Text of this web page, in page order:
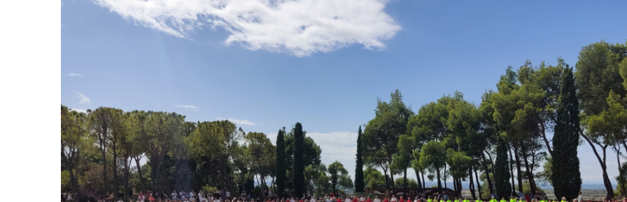
Tàrrega manté viva la tradició de l’Aplec de Sant Eloi
diumenge 14 de setembre
Actualitat
Actualitat Cultura